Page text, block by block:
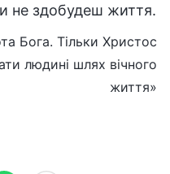
не здобудеш життя.
Бога. Тільки Христос
людині шлях вічного
життя»